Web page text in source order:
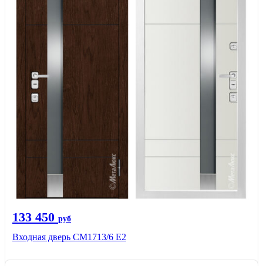
133 450 руб
Входная дверь CМ1713/6 E2